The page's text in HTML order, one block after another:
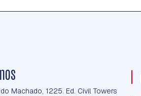
Machado, 1225. Ed. Civil Towers